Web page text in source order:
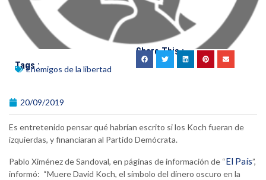
Tags :Enemigos de la libertad
Share This :
20/09/2019
Es entretenido pensar qué habrían escrito si los Koch fueran de
izquierdas, y financiaran al Partido Demócrata.
Pablo Ximénez de Sandoval, en páginas de información de “El País”,
informó: “Muere David Koch, el símbolo del dinero oscuro en la